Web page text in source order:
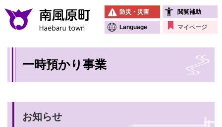
メニューを飛ばして本文へ
防災・災害 閲覧補助
Language マイページ
一時預かり事業
お知らせ